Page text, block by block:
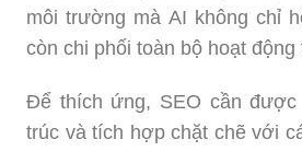
môi trường mà AI không chỉ
còn chi phối toàn bộ hoạt động
Để thích ứng, SEO cần được
trúc và tích hợp chặt chẽ với